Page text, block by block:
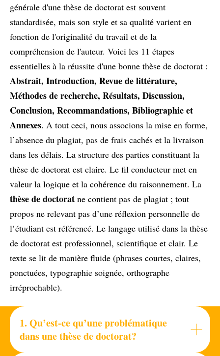
générale d'une thèse de doctorat est souvent
standardisée, mais son style et sa qualité varient en
fonction de l'originalité du travail et de la
compréhension de l'auteur. Voici les 11 étapes
essentielles à la réussite d'une bonne thèse de doctorat :
Abstrait, Introduction, Revue de littérature,
Méthodes de recherche, Résultats, Discussion,
Conclusion, Recommandations, Bibliographie et
Annexes. A tout ceci, nous associons la mise en forme,
l’absence du plagiat, pas de frais cachés et la livraison
dans les délais. La structure des parties constituant la
thèse de doctorat est claire. Le fil conducteur met en
valeur la logique et la cohérence du raisonnement. La
thèse de doctorat ne contient pas de plagiat ; tout
propos ne relevant pas d’une réflexion personnelle de
l’étudiant est référencé. Le langage utilisé dans la thèse
de doctorat est professionnel, scientifique et clair. Le
texte se lit de manière fluide (phrases courtes, claires,
ponctuées, typographie soignée, orthographe
irréprochable).
1. Qu’est-ce qu’une problématique
dans une thèse de doctorat?